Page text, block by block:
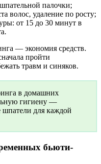
палочки;
волос, удаление по росту;
от 15 до 30 минут в
— экономия средств.
пройти
травм и синяков.
в домашних
гигиену —
шпатели для каждой
бьюти-